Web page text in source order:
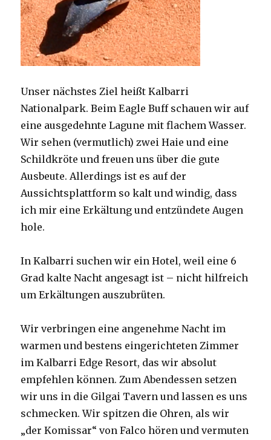
Unser nächstes Ziel heißt Kalbarri
Nationalpark. Beim Eagle Buff schauen wir auf
eine ausgedehnte Lagune mit flachem Wasser.
Wir sehen (vermutlich) zwei Haie und eine
Schildkröte und freuen uns über die gute
Ausbeute. Allerdings ist es auf der
Aussichtsplattform so kalt und windig, dass
ich mir eine Erkältung und entzündete Augen
hole.
In Kalbarri suchen wir ein Hotel, weil eine 6
Grad kalte Nacht angesagt ist – nicht hilfreich
um Erkältungen auszubrüten.
Wir verbringen eine angenehme Nacht im
warmen und bestens eingerichteten Zimmer
im Kalbarri Edge Resort, das wir absolut
empfehlen können. Zum Abendessen setzen
wir uns in die Gilgai Tavern und lassen es uns
schmecken. Wir spitzen die Ohren, als wir
„der Komissar“ von Falco hören und vermuten